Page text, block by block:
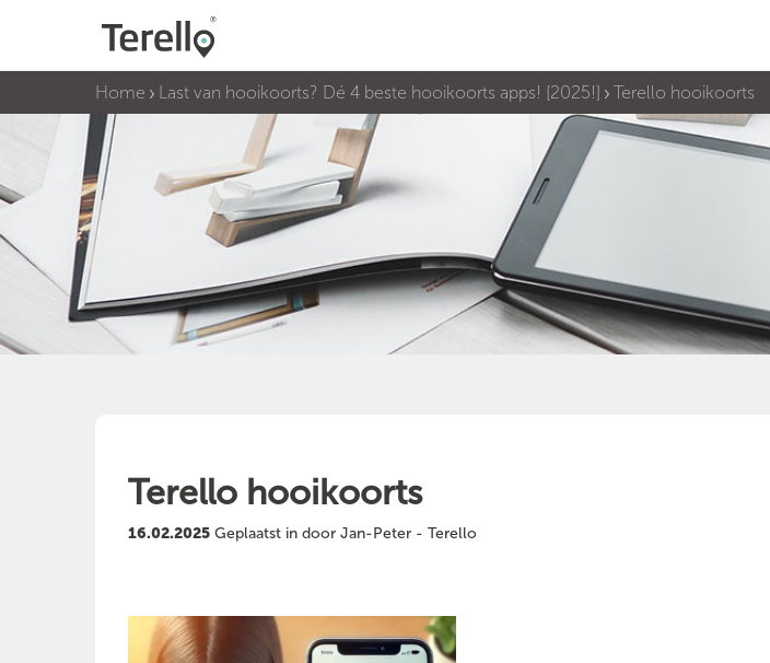
Home Last van hooikoorts? Dé 4 beste hooikoorts apps! [2025!] Terello hooikoorts
Terello hooikoorts
16.02.2025 Geplaatst in door Jan-Peter - Terello